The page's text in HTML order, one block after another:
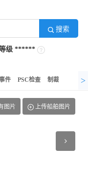
搜索
级 ******
件 PSC检查 制裁记录 异
>
图片 上传船舶图片